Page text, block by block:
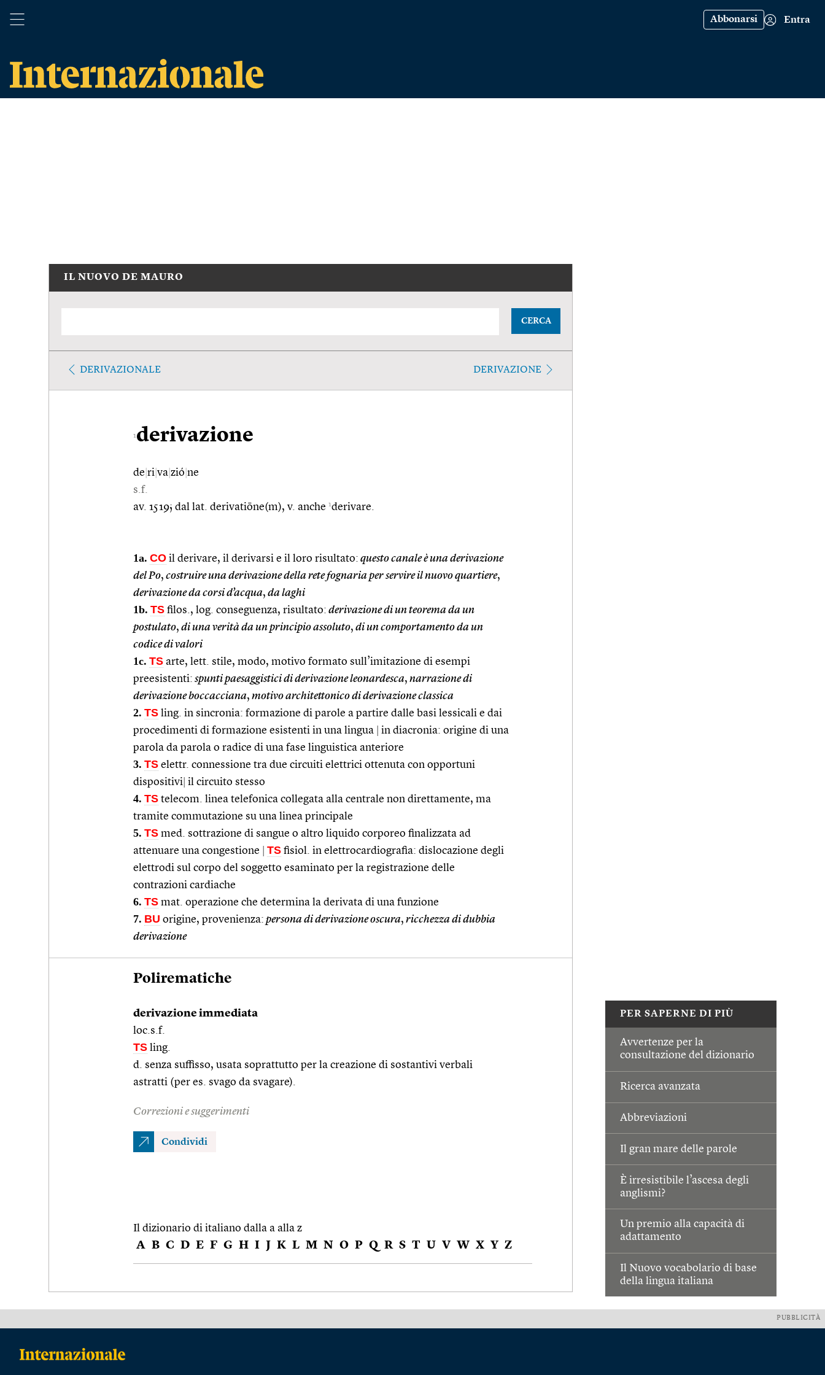
Abbonarsi Entra
PER SAPERNE DI PIÙ
Avvertenze per la
consultazione del dizionario
Ricerca avanzata
Abbreviazioni
Il gran mare delle parole
È irresistibile l’ascesa degli
anglismi?
Un premio alla capacità di
adattamento
Il Nuovo vocabolario di base
della lingua italiana
IL NUOVO DE MAURO
CERCA
DERIVAZIONALE DERIVAZIONE
1derivazione
de ri va zió ne
s.f.
av. 1519; dal lat. derivatiōne(m), v. anche 1derivare.
1a. CO il derivare, il derivarsi e il loro risultato: questo canale è una derivazione
del Po, costruire una derivazione della rete fognaria per servire il nuovo quartiere,
derivazione da corsi d’acqua, da laghi
1b. TS filos., log. conseguenza, risultato: derivazione di un teorema da un
postulato, di una verità da un principio assoluto, di un comportamento da un
codice di valori
1c. TS arte, lett. stile, modo, motivo formato sull’imitazione di esempi
preesistenti: spunti paesaggistici di derivazione leonardesca, narrazione di
derivazione boccacciana, motivo architettonico di derivazione classica
2. TS ling. in sincronia: formazione di parole a partire dalle basi lessicali e dai
procedimenti di formazione esistenti in una lingua
in diacronia: origine di una
parola da parola o radice di una fase linguistica anteriore
3. TS elettr. connessione tra due circuiti elettrici ottenuta con opportuni
dispositivi il circuito stesso
4. TS telecom. linea telefonica collegata alla centrale non direttamente, ma
tramite commutazione su una linea principale
5. TS med. sottrazione di sangue o altro liquido corporeo finalizzata ad
attenuare una congestione
TS fisiol. in elettrocardiografia: dislocazione degli
elettrodi sul corpo del soggetto esaminato per la registrazione delle
contrazioni cardiache
6. TS mat. operazione che determina la derivata di una funzione
7. BU origine, provenienza: persona di derivazione oscura, ricchezza di dubbia
derivazione
Polirematiche
derivazione immediata
loc.s.f.
TS ling.
d. senza suffisso, usata soprattutto per la creazione di sostantivi verbali
astratti (per es. svago da svagare).
Correzioni e suggerimenti
Condividi
Il dizionario di italiano dalla a alla z
A B C D E F G H I J K L M N O P Q R S T U V W X Y Z
PUBBLICITÀ